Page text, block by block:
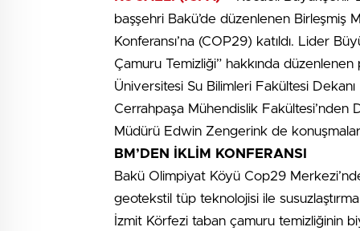
başşehri Bakü’de düzenlenen Birleşmiş
Konferansı’na (COP29) katıldı. Lider
Çamuru Temizliği” hakkında
Üniversitesi Su Bilimleri Fakültesi
Cerrahpaşa Mühendislik
Müdürü Edwin Zengerink de
BM’DEN İKLİM KONFERANSI
Bakü Olimpiyat Köyü Cop29
geotekstil tüp teknolojisi ile
İzmit Körfezi taban çamuru temizliğinin